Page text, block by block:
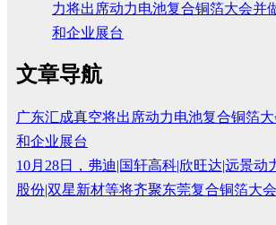
力将出席动力电池复合铜箔大会并
和企业展台
文章导航
广东汇成真空将出席动力电池复合铜箔
和企业展台
10月28日，弗迪|国轩高科|欣旺达|远景动
股份|双星新材等将齐聚东莞复合铜箔大会